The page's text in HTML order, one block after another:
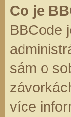
Co je
BBCode
sám o
více